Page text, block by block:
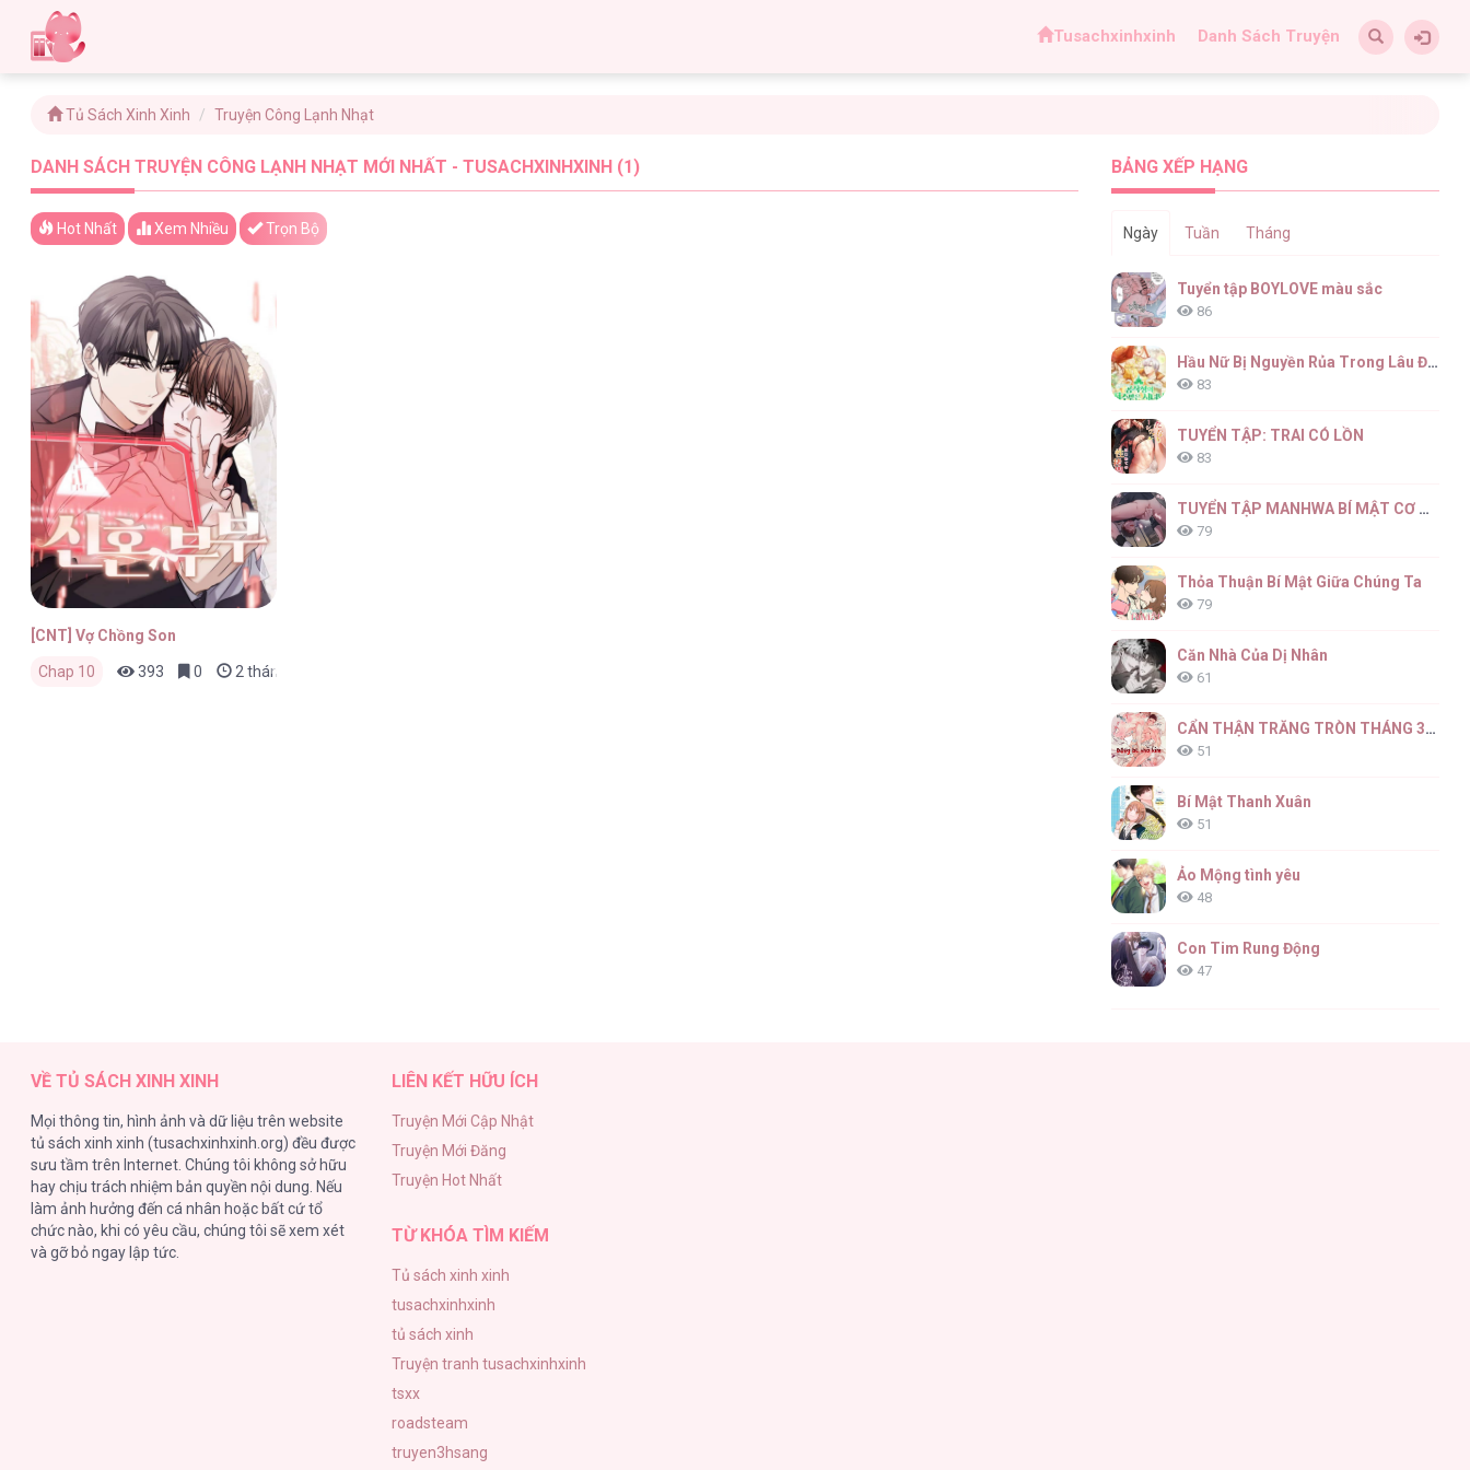
Tusachxinhxinh Danh Sách Truyện
Tủ Sách Xinh Xinh Truyện Công Lạnh Nhạt
DANH SÁCH TRUYỆN CÔNG LẠNH NHẠT MỚI NHẤT - TUSACHXINHXINH (1)
Hot Nhất Xem Nhiều Trọn Bộ
[CNT] Vợ Chồng Son
Chap 10 393 0 2 tháng trước
BẢNG XẾP HẠNG
Ngày Tuần Tháng
Tuyển tập BOYLOVE màu sắc
86
Hầu Nữ Bị Nguyền Rủa Trong Lâu Đài Của Công Tước
83
TUYỂN TẬP: TRAI CÓ LỒN
83
TUYỂN TẬP MANHWA BÍ MẬT CƠ THỂ
79
Thỏa Thuận Bí Mật Giữa Chúng Ta
79
Căn Nhà Của Dị Nhân
61
CẨN THẬN TRĂNG TRÒN THÁNG 3 ĐẤY
51
Bí Mật Thanh Xuân
51
Ảo Mộng tình yêu
48
Con Tim Rung Động
47
VỀ TỦ SÁCH XINH XINH
Mọi thông tin, hình ảnh và dữ liệu trên website
tủ sách xinh xinh (tusachxinhxinh.org) đều được
sưu tầm trên Internet. Chúng tôi không sở hữu
hay chịu trách nhiệm bản quyền nội dung. Nếu
làm ảnh hưởng đến cá nhân hoặc bất cứ tổ
chức nào, khi có yêu cầu, chúng tôi sẽ xem xét
và gỡ bỏ ngay lập tức.
LIÊN KẾT HỮU ÍCH
Truyện Mới Cập Nhật
Truyện Mới Đăng
Truyện Hot Nhất
TỪ KHÓA TÌM KIẾM
Tủ sách xinh xinh
tusachxinhxinh
tủ sách xinh
Truyện tranh tusachxinhxinh
tsxx
roadsteam
truyen3hsang